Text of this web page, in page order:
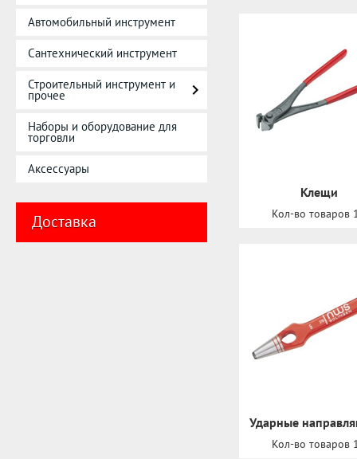
Автомобильный инструмент
Сантехнический инструмент
Строительный инструмент и
прочее
Наборы и оборудование для
торговли
Аксессуары
Доставка
Клещи
Кол-во товаров
Ударные
Кол-во товаров